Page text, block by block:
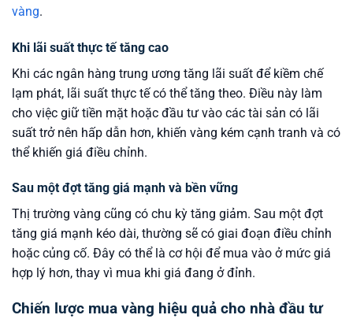
vàng.
Khi lãi suất thực tế tăng cao
Khi các ngân hàng trung ương tăng lãi suất để kiềm chế
lạm phát, lãi suất thực tế có thể tăng theo. Điều này làm
cho việc giữ tiền mặt hoặc đầu tư vào các tài sản có lãi
suất trở nên hấp dẫn hơn, khiến vàng kém cạnh tranh và có
thể khiến giá điều chỉnh.
Sau một đợt tăng giá mạnh và bền vững
Thị trường vàng cũng có chu kỳ tăng giảm. Sau một đợt
tăng giá mạnh kéo dài, thường sẽ có giai đoạn điều chỉnh
hoặc củng cố. Đây có thể là cơ hội để mua vào ở mức giá
hợp lý hơn, thay vì mua khi giá đang ở đỉnh.
Chiến lược mua vàng hiệu quả cho nhà đầu tư